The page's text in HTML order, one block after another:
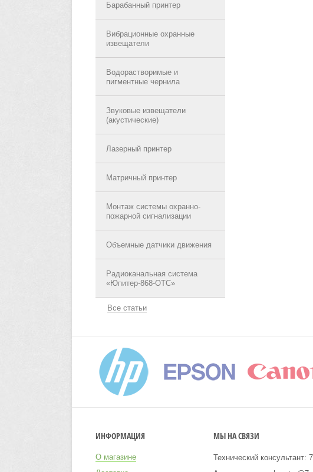
Барабанный принтер
Вибрационные охранные
извещатели
Водорастворимые и
пигментные чернила
Звуковые извещатели
(акустические)
Лазерный принтер
Матричный принтер
Монтаж системы охранно-
пожарной сигнализации
Объемные датчики движения
Радиоканальная система
«Юпитер-868-ОТС»
Все статьи
ИНФОРМАЦИЯ
О магазине
МЫ НА СВЯЗИ
Технический консультант: